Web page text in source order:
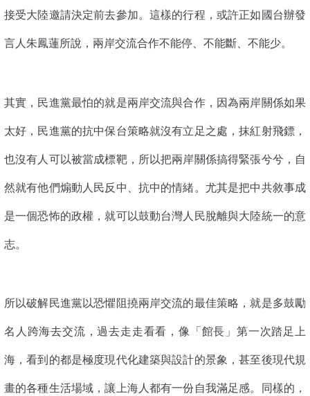
接受大陸邀請決定前去參加。這樣的行程，或許正如國台辦發
言人朱鳳蓮所說，兩岸交流合作不能停、不能斷、不能少。
其實，民進黨最怕的就是兩岸交流與合作，因為兩岸關係如果
太好，民進黨的抗中保台策略就沒有立足之處，抹紅射飛鏢，
也沒有人可以被當成標靶，所以把兩岸關係搞得緊張兮兮，自
然就有他們煽動人民反中、抗中的情緒。尤其是把中共敘事成
是一個恐怖的政權，就可以鼓動台灣人民脫離與大陸統一的意
志。
所以破解民進黨以恐懼阻撓兩岸交流的最佳策略，就是多鼓勵
名人跨海去交流，過去走走看看，像「館長」第一次踏足上
海，看到的都是極度現代化建築與設計的景象，甚至後現代規
畫的各種生活場域，讓上海人都有一份自我滿足感。同樣的，